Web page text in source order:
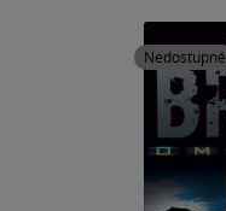
Nedostupné